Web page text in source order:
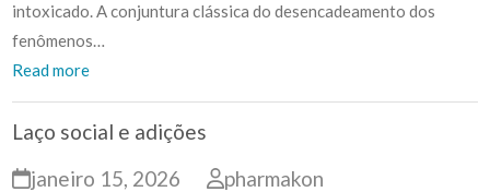
intoxicado. A conjuntura clássica do desencadeamento dos
fenômenos…
Read more
Laço social e adições
janeiro 15, 2026
pharmakon